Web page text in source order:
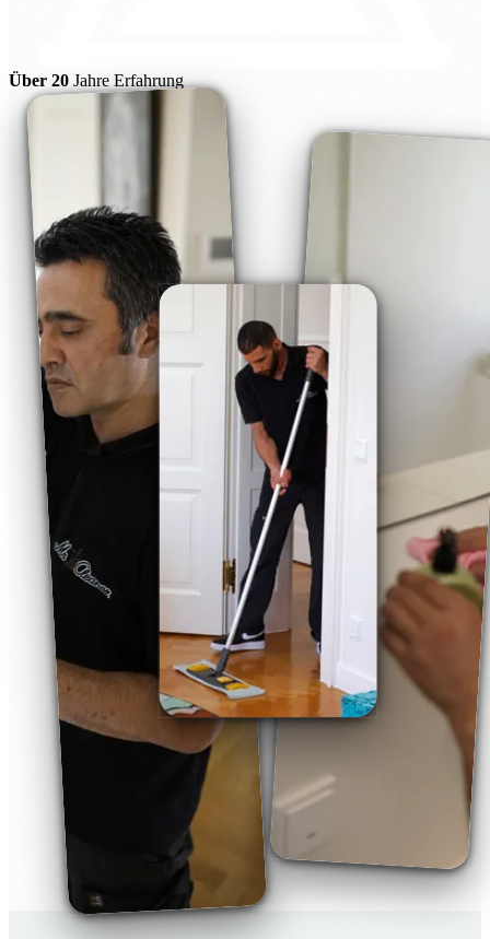
Über 20 Jahre Erfahrung